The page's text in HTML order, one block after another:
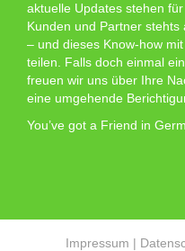
aktuelle Updates stehen
Kunden und Partner
– und dieses Know-how
teilen. Falls doch einmal
freuen wir uns über Ihre
eine umgehende
You’ve got a Friend in
Impressum |